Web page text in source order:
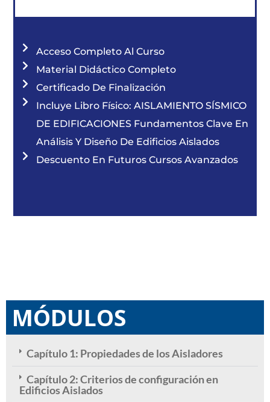
Acceso Completo Al Curso
Material Didáctico Completo
Certificado De Finalización
Incluye Libro Físico: AISLAMIENTO SÍSMICO
DE EDIFICACIONES Fundamentos Clave En
Análisis Y Diseño De Edificios Aislados
Descuento En Futuros Cursos Avanzados
MÓDULOS
Capítulo 1: Propiedades de los Aisladores
Capítulo 2: Criterios de configuración en
Edificios Aislados